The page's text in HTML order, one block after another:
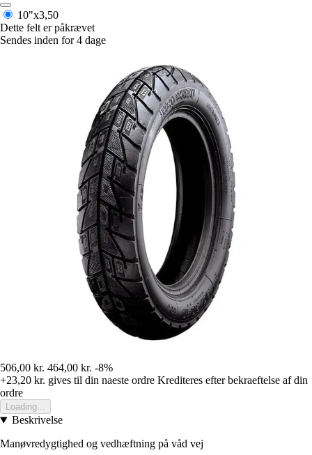
10"x3,50
Dette felt er påkrævet
Sendes inden for 4 dage
506,00 kr. 464,00 kr. -8%
+23,20 kr. gives til din naeste ordre Krediteres efter bekraeftelse af din
ordre
Loading...
Beskrivelse
Manøvredygtighed og vedhæftning på våd vej